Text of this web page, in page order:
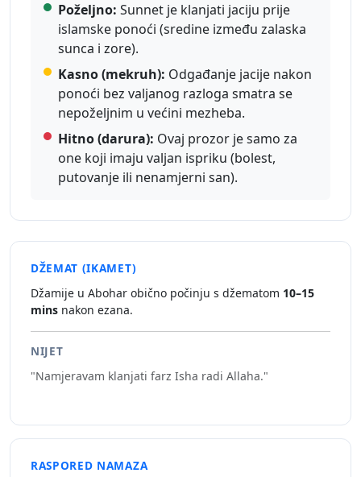
Poželjno: Sunnet je klanjati jaciju prije
islamske ponoći (sredine između zalaska
sunca i zore).
Kasno (mekruh): Odgađanje jacije nakon
ponoći bez valjanog razloga smatra se
nepoželjnim u većini mezheba.
Hitno (darura): Ovaj prozor je samo za
one koji imaju valjan ispriku (bolest,
putovanje ili nenamjerni san).
DŽEMAT (IKAMET)
Džamije u Abohar obično počinju s džematom 10–15
mins nakon ezana.
NIJET
"Namjeravam klanjati farz Isha radi Allaha."
RASPORED NAMAZA